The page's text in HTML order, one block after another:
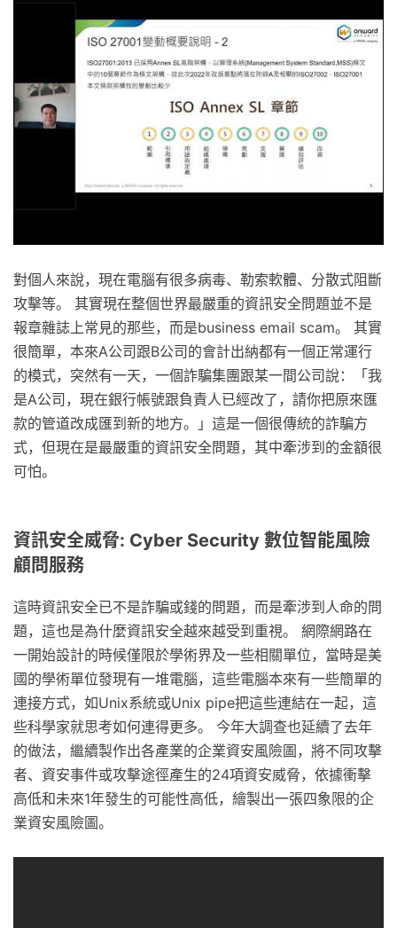
對個人來說，現在電腦有很多病毒、勒索軟體、分散式阻斷
攻擊等。 其實現在整個世界最嚴重的資訊安全問題並不是
報章雜誌上常見的那些，而是business email scam。 其實
很簡單，本來A公司跟B公司的會計出納都有一個正常運行
的模式，突然有一天，一個詐騙集團跟某一間公司說：「我
是A公司，現在銀行帳號跟負責人已經改了，請你把原來匯
款的管道改成匯到新的地方。」這是一個很傳統的詐騙方
式，但現在是最嚴重的資訊安全問題，其中牽涉到的金額很
可怕。
資訊安全威脅: Cyber Security 數位智能風險
顧問服務
這時資訊安全已不是詐騙或錢的問題，而是牽涉到人命的問
題，這也是為什麼資訊安全越來越受到重視。 網際網路在
一開始設計的時候僅限於學術界及一些相關單位，當時是美
國的學術單位發現有一堆電腦，這些電腦本來有一些簡單的
連接方式，如Unix系統或Unix pipe把這些連結在一起，這
些科學家就思考如何連得更多。 今年大調查也延續了去年
的做法，繼續製作出各產業的企業資安風險圖，將不同攻擊
者、資安事件或攻擊途徑產生的24項資安威脅，依據衝擊
高低和未來1年發生的可能性高低，繪製出一張四象限的企
業資安風險圖。